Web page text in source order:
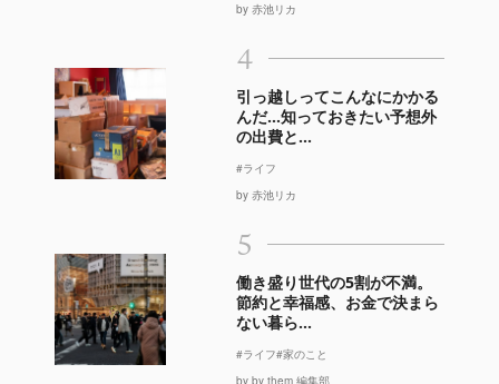
by 赤池リカ
4
引っ越しってこんなにかかる
んだ…知っておきたい予想外
の出費と...
#ライフ
by 赤池リカ
5
働き盛り世代の5割が不満。
節約と幸福感、お金で決まら
ない暮ら...
#ライフ#家のこと
by by them 編集部